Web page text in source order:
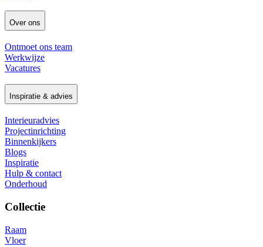
Over ons
Ontmoet ons team
Werkwijze
Vacatures
Inspiratie & advies
Interieuradvies
Projectinrichting
Binnenkijkers
Blogs
Inspiratie
Hulp & contact
Onderhoud
Collectie
Raam
Vloer